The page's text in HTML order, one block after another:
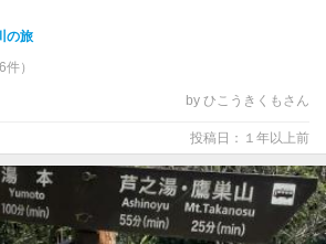
の旅
件）
by ひこうきくもさん
投稿日：１年以上前